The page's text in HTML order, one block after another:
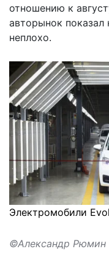
отношению к
авторынок
неплохо.
Электромобили
©Александр